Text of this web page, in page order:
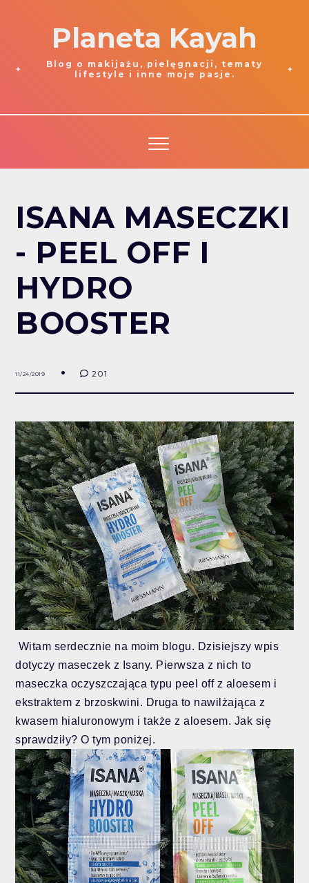
Planeta Kayah
Blog o makijażu, pielęgnacji, tematy
lifestyle i inne moje pasje.
ISANA MASECZKI
- PEEL OFF I
HYDRO
BOOSTER
11/24/2019 201
Witam serdecznie na moim blogu. Dzisiejszy wpis
dotyczy maseczek z Isany. Pierwsza z nich to
maseczka oczyszczająca typu peel off z aloesem i
ekstraktem z brzoskwini. Druga to nawilżająca z
kwasem hialuronowym i także z aloesem. Jak się
sprawdziły? O tym poniżej.